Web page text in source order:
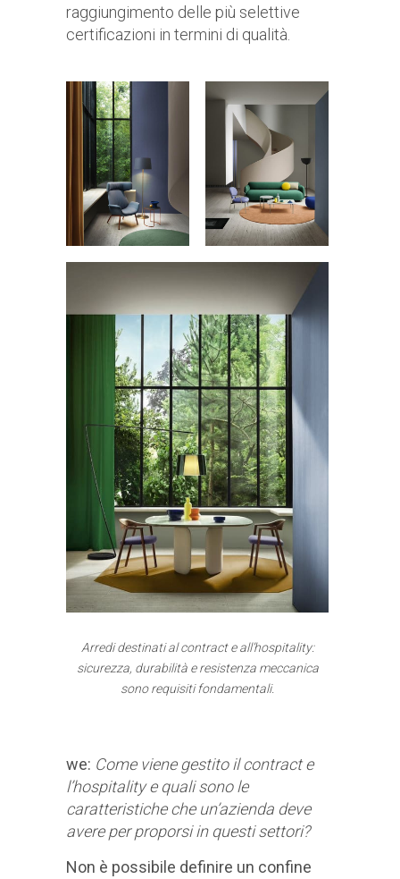
raggiungimento delle più selettive
certificazioni in termini di qualità.
Arredi destinati al contract e all’hospitality:
sicurezza, durabilità e resistenza meccanica
sono requisiti fondamentali.
we: Come viene gestito il contract e
l’hospitality e quali sono le
caratteristiche che un’azienda deve
avere per proporsi in questi settori?
Non è possibile definire un confine